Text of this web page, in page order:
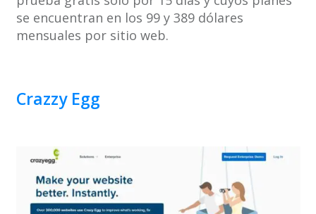
se encuentran en los 99 y 389 dólares
mensuales por sitio web.
Crazzy Egg